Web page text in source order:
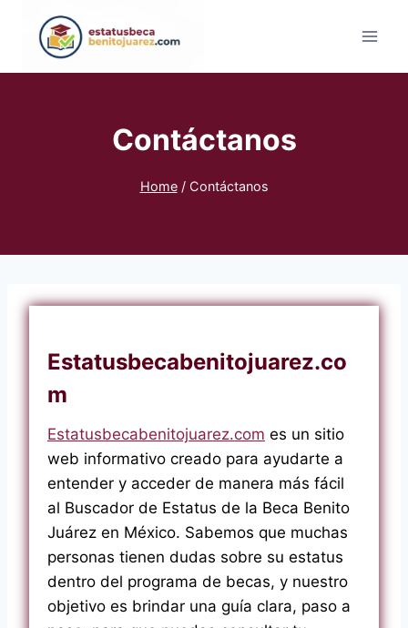
content
Contáctanos
Home / Contáctanos
Estatusbecabenitojuarez.co
m
Estatusbecabenitojuarez.com es un sitio
web informativo creado para ayudarte a
entender y acceder de manera más fácil
al Buscador de Estatus de la Beca Benito
Juárez en México. Sabemos que muchas
personas tienen dudas sobre su estatus
dentro del programa de becas, y nuestro
objetivo es brindar una guía clara, paso a